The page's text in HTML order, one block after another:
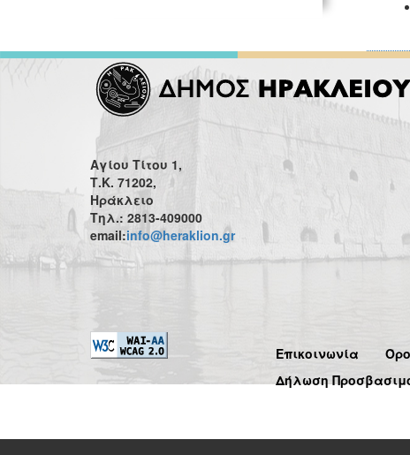
Αγίου Τίτου 1,
Τ.Κ. 71202,
Ηράκλειο
Τηλ.: 2813-409000
email:info@heraklion.gr
Επικοινωνία
Δήλωση